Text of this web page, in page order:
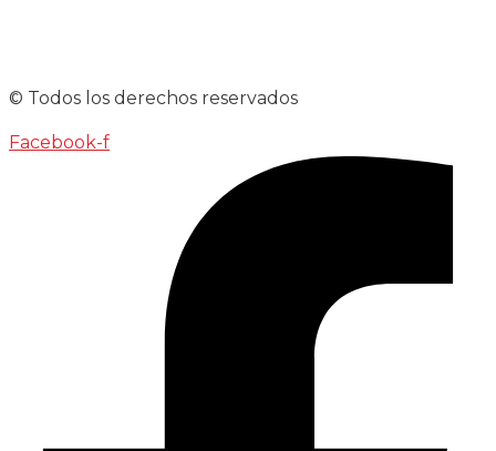
© Todos los derechos reservados
Facebook-f